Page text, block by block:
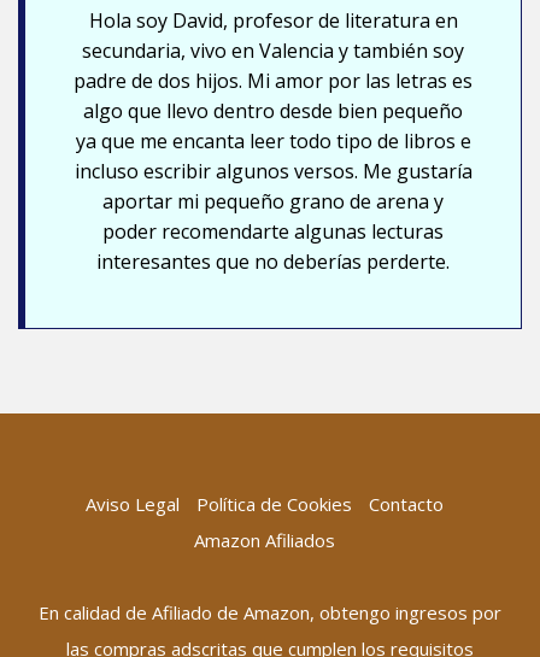
Hola soy David, profesor de literatura en
secundaria, vivo en Valencia y también soy
padre de dos hijos. Mi amor por las letras es
algo que llevo dentro desde bien pequeño
ya que me encanta leer todo tipo de libros e
incluso escribir algunos versos. Me gustaría
aportar mi pequeño grano de arena y
poder recomendarte algunas lecturas
interesantes que no deberías perderte.
Aviso Legal Política de Cookies
Contacto
Amazon Afiliados
En calidad de Afiliado de Amazon, obtengo ingresos por
las compras adscritas que cumplen los requisitos